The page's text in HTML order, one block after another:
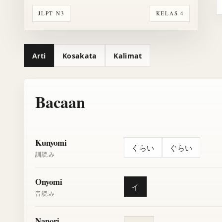
JLPT N3 KELAS 4
Arti Kosakata Kalimat
Bacaan
Kunyomi
訓読み
くらい ぐらい
Onyomi
音読み
イ